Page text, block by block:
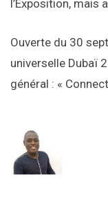
l’Exposition, mais
Ouverte du 30
universelle Dubaï
général : «